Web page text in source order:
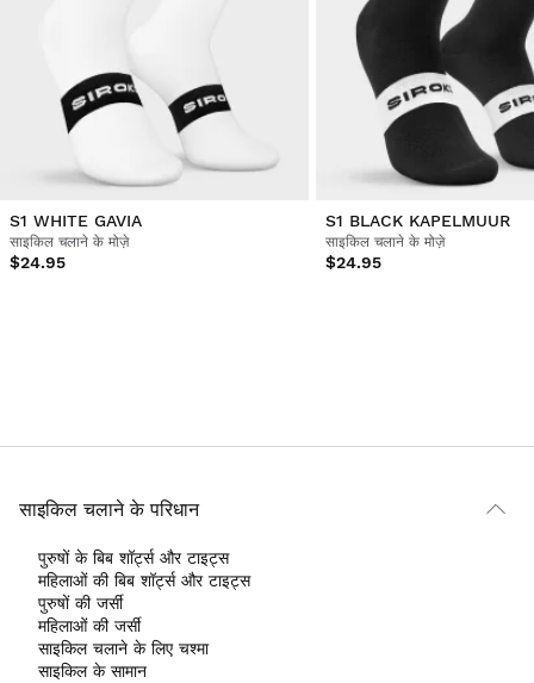
S1 WHITE GAVIA
साइकिल चलाने के मोज़े
$24.95
S1 BLACK KAPELMUUR
साइकिल चलाने के मोज़े
$24.95
साइकिल चलाने के परिधान
पुरुषों के बिब शॉर्ट्स और टाइट्स
महिलाओं की बिब शॉर्ट्स और टाइट्स
पुरुषों की जर्सी
महिलाओं की जर्सी
साइकिल चलाने के लिए चश्मा
साइकिल के सामान